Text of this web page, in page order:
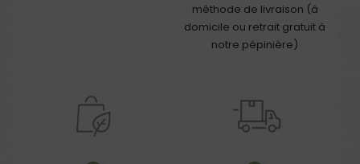
méthode de livraison (à
domicile ou retrait gratuit à
notre pépinière)